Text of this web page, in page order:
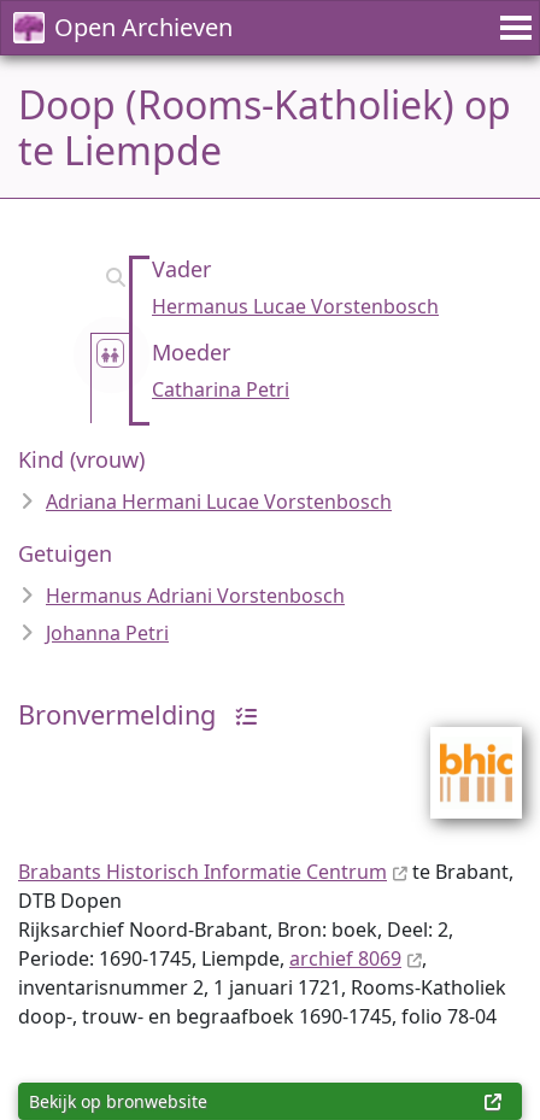
Open Archieven
Doop (Rooms-Katholiek) op
te Liempde
Vader
Hermanus Lucae Vorstenbosch
Moeder
Catharina Petri
Kind (vrouw)
Adriana Hermani Lucae Vorstenbosch
Getuigen
Hermanus Adriani Vorstenbosch
Johanna Petri
Bronvermelding
Brabants Historisch Informatie Centrum
te Brabant,
DTB Dopen
Rijksarchief Noord-Brabant, Bron: boek, Deel: 2,
Periode: 1690-1745, Liempde, archief 8069
,
inventaris­num­mer 2, 1 januari 1721, Rooms-Katholiek
doop-, trouw- en begraafboek 1690-1745, folio 78-04
Bekijk op bronwebsite